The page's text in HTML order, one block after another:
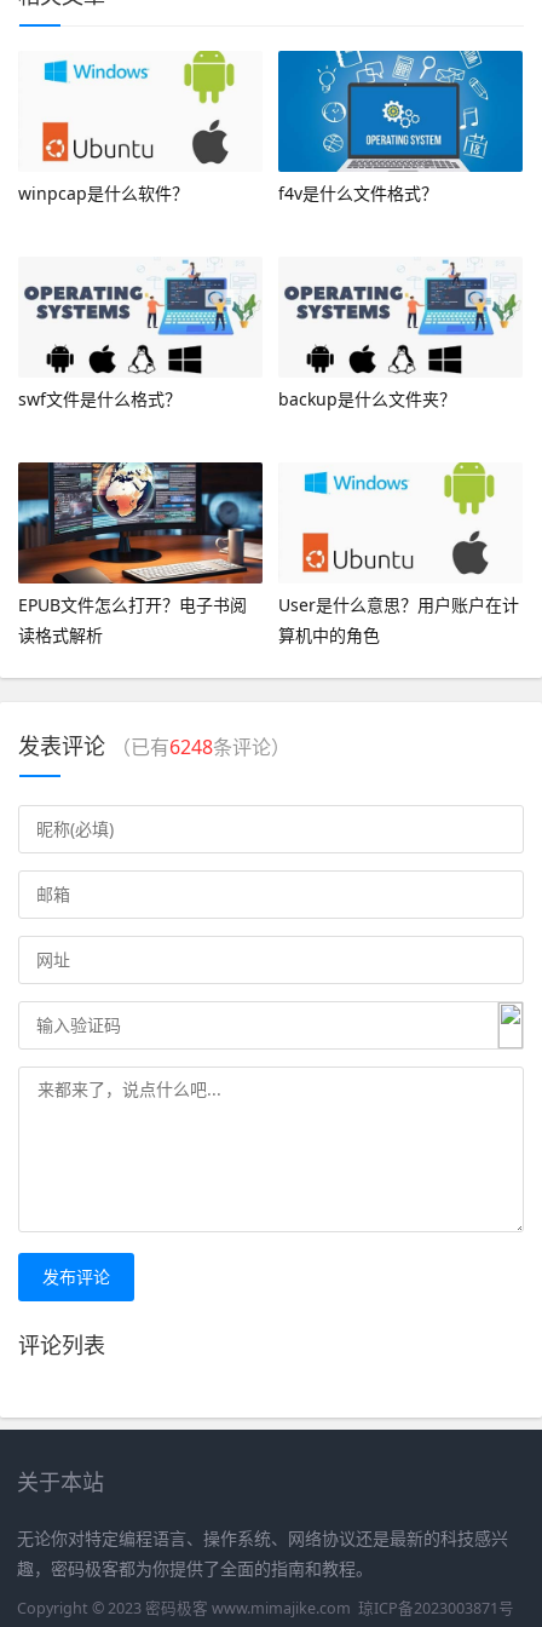
winpcap是什么软件？ f4v是什么文件格式？
swf文件是什么格式？ backup是什么文件夹？
EPUB文件怎么打开？电子书阅
读格式解析
User是什么意思？用户账户在计
算机中的角色
发表评论 （已有6248条评论）
发布评论
评论列表
关于本站
无论你对特定编程语言、操作系统、网络协议还是最新的科技感兴
趣，密码极客都为你提供了全面的指南和教程。
Copyright © 2023 密码极客 www.mimajike.com 琼ICP备2023003871号